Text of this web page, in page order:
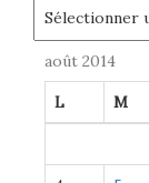
août 2014
L M